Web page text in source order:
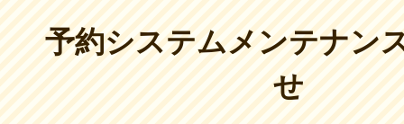
予約システムメンテナン
せ